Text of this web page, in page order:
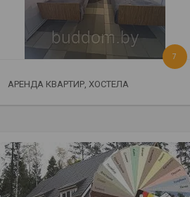
АРЕНДА КВАРТИР, ХОСТЕЛА
7